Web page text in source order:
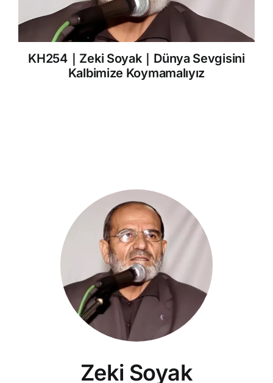
KH254｜Zeki Soyak｜Dünya Sevgisini
Kalbimize Koymamalıyız
Zeki Soyak